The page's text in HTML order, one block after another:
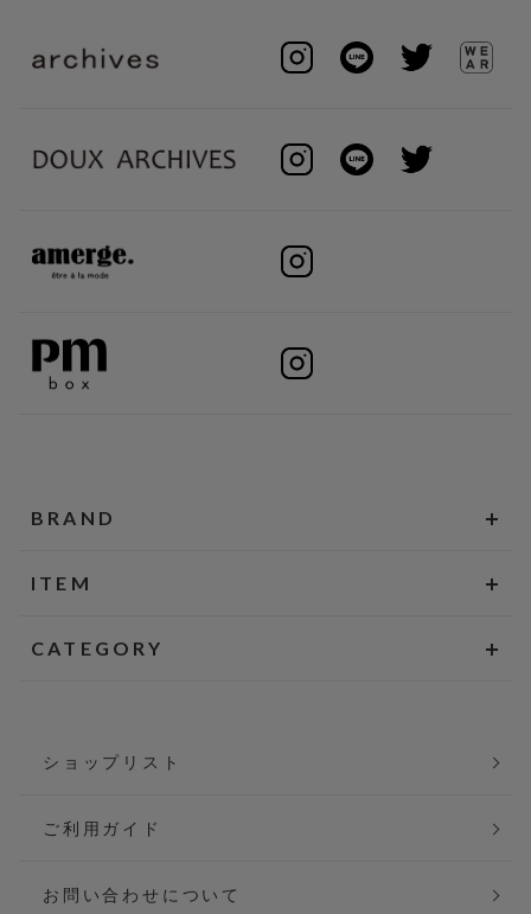
BRAND
ITEM
CATEGORY
ショップリスト
ご利用ガイド
お問い合わせについて